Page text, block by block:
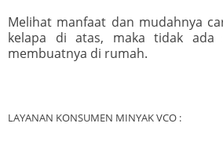
Melihat manfaat dan mudahnya
kelapa di atas, maka tidak ada
membuatnya di rumah.
LAYANAN KONSUMEN MINYAK VCO :